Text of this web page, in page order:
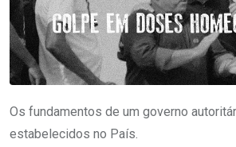
Os fundamentos de um governo
estabelecidos no País.